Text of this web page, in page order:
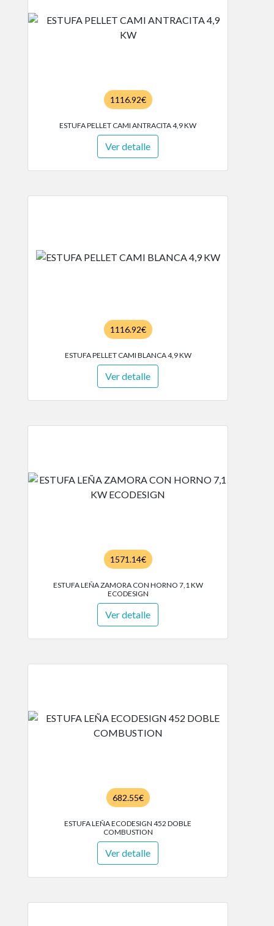
1116.92€
ESTUFA PELLET CAMI ANTRACITA 4,9 KW
Ver detalle
1116.92€
ESTUFA PELLET CAMI BLANCA 4,9 KW
Ver detalle
1571.14€
ESTUFA LEÑA ZAMORA CON HORNO 7,1 KW
ECODESIGN
Ver detalle
682.55€
ESTUFA LEÑA ECODESIGN 452 DOBLE
COMBUSTION
Ver detalle